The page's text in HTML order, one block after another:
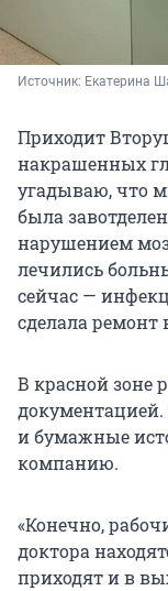
Источник: Екатерина
Приходит
накрашенных
угадываю, что
была
нарушением
лечились
сейчас —
сделала ремонт
В красной зоне
документацией.
и бумажные
компанию.
«Конечно,
доктора
приходят и в